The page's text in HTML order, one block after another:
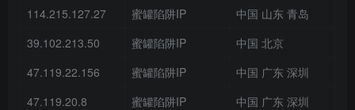
114.215.127.27
蜜罐陷阱IP
中国 山东 青岛
39.102.213.50
蜜罐陷阱IP
中国 北京
47.119.22.156
蜜罐陷阱IP
中国 广东 深圳
47.119.20.8
蜜罐陷阱IP
中国 广东 深圳